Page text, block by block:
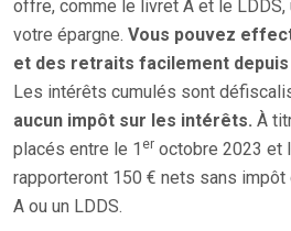
offre, comme le livret A et le
votre épargne. Vous pouvez
et des retraits facilement
Les intérêts cumulés sont
aucun impôt sur les intérêts. À
placés entre le 1 er octobre 2023 et
rapporteront 150 € nets sans
A ou un LDDS.